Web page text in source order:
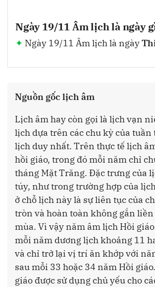
Ngày 19/11 Âm lịch là ngày
Ngày 19/11 Âm lịch là ngày
Nguồn gốc lịch âm
Lịch âm hay còn gọi là lịch vạn
lịch dựa trên các chu kỳ của tuần
lịch duy nhất. Trên thực tế lịch
hồi giáo, trong đó mỗi năm chỉ
tháng Mặt Trăng. Đặc trưng của
túy, như trong trường hợp của
ở chỗ lịch này là sự liên tục của
tròn và hoàn toàn không gắn liền
mùa. Vì vậy năm âm lịch Hồi
mỗi năm dương lịch khoảng 11
và chỉ trở lại vị trí ăn khớp với
sau mỗi 33 hoặc 34 năm Hồi
giáo được sử dụng chủ yếu cho